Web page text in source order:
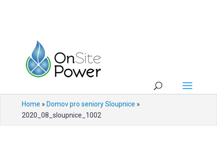
Home » Domov pro seniory Sloupnice »
2020_08_sloupnice_1002